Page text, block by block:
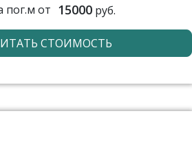
пог.м от 15000руб.
СТОИМОСТЬ